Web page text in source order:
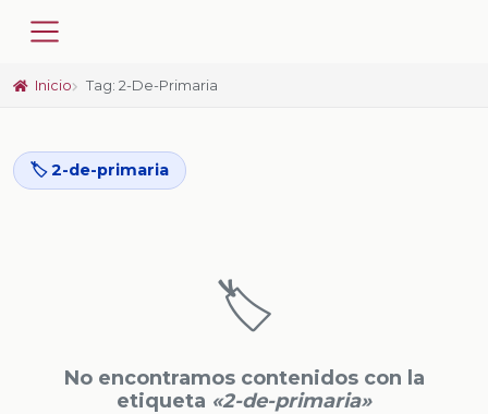
Inicio Tag: 2-De-Primaria
🏷️ 2-de-primaria
🏷️
No encontramos contenidos con la
etiqueta «2-de-primaria»